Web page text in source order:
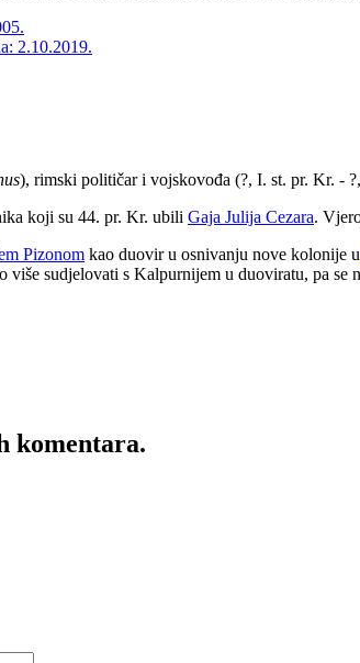
2.10.2019.
), rimski političar i vojskovođa (?, I. st. pr. Kr. -
koji su 44. pr. Kr. ubili Gaja Julija Cezara.
Pizonom kao duovir u osnivanju nove kolonije u
više sudjelovati s Kalpurnijem u duoviratu, pa
komentara.